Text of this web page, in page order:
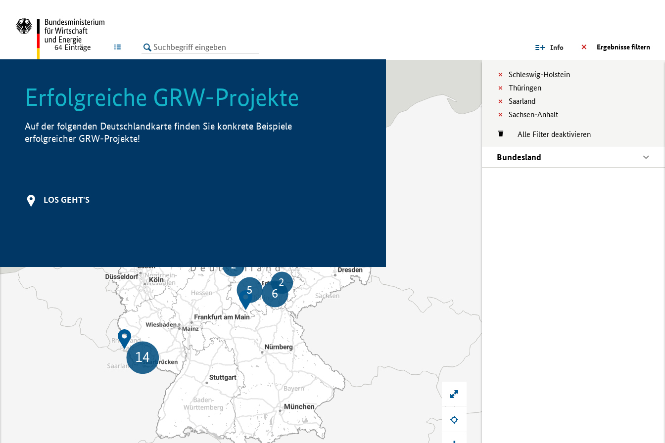
LISTE Ergebnisse filtern
Info
Schleswig-Holstein
Thüringen
Saarland
Sachsen-Anhalt
Alle Filter deaktivieren
Bundesland
64 Einträge
Erfolgreiche GRW-Projekte
Auf der folgenden Deutschlandkarte finden Sie konkrete Beispiele
erfolgreicher GRW-Projekte!
LOS GEHT'S